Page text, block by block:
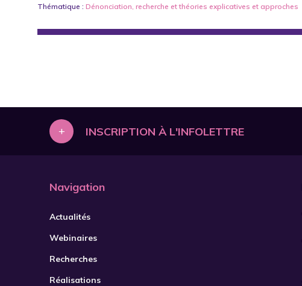
Thématique : Dénonciation, recherche etthéories explicatives et approches
+ INSCRIPTION À L'INFOLETTRE
Navigation
Actualités
Webinaires
Recherches
Réalisations